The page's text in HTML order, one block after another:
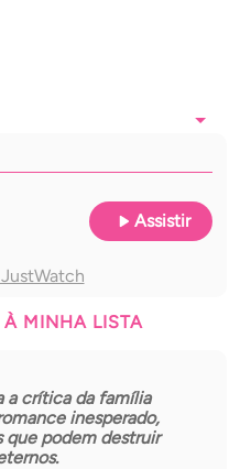
Assistir
MINHA LISTA
a crítica da família
inesperado,
que podem destruir